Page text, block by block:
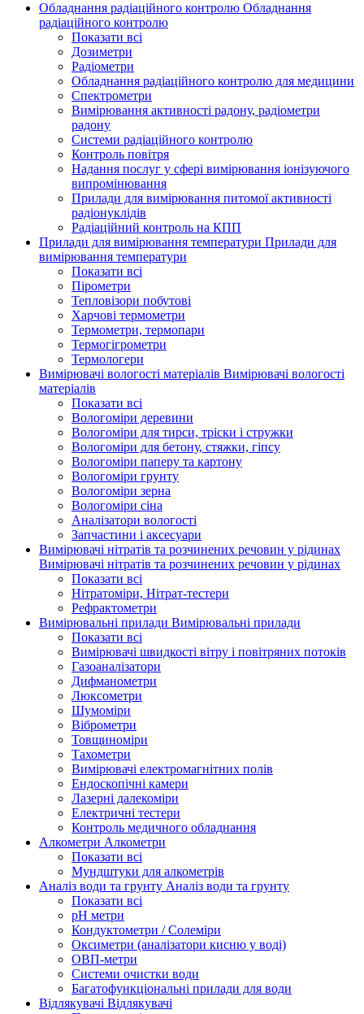
Обладнання радіаційного контролю Обладнання
радіаційного контролю
Показати всі
Дозиметри
Радіометри
Обладнання радіаційного контролю для медицини
Спектрометри
Вимірювання активності радону, радіометри
радону
Системи радіаційного контролю
Контроль повітря
Надання послуг у сфері вимірювання іонізуючого
випромінювання
Прилади для вимірювання питомої активності
радіонуклідів
Радіаційний контроль на КПП
Прилади для вимірювання температури Прилади для
вимірювання температури
Показати всі
Пірометри
Тепловізори побутові
Харчові термометри
Термометри, термопари
Термогігрометри
Термологери
Вимірювачі вологості матеріалів Вимірювачі вологості
матеріалів
Показати всі
Вологоміри деревини
Вологоміри для тирси, тріски і стружки
Вологоміри для бетону, стяжки, гіпсу
Вологоміри паперу та картону
Вологоміри грунту
Вологоміри зерна
Вологоміри сіна
Аналізатори вологості
Запчастини і аксесуари
Вимірювачі нітратів та розчинених речовин у рідинах
Вимірювачі нітратів та розчинених речовин у рідинах
Показати всі
Нітратоміри, Нітрат-тестери
Рефрактометри
Вимірювальні прилади Вимірювальні прилади
Показати всі
Вимірювачі швидкості вітру і повітряних потоків
Газоаналізатори
Дифманометри
Люксометри
Шумоміри
Віброметри
Товщиноміри
Тахометри
Вимірювачі електромагнітних полів
Ендоскопічні камери
Лазерні далекоміри
Електричні тестери
Контроль медичного обладнання
Алкометри Алкометри
Показати всі
Мундштуки для алкометрів
Аналіз води та грунту Аналіз води та грунту
Показати всі
рН метри
Кондуктометри / Солеміри
Оксиметри (аналізатори кисню у воді)
ОВП-метри
Системи очистки води
Багатофункціональні прилади для води
Відлякувачі Відлякувачі